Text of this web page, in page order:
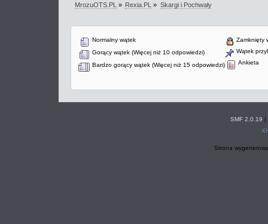
MrozuOTS.PL » Rexia.PL » Skargi i Pochwały
Normalny wątek
Gorący wątek (Więcej niż 10 odpowiedzi)
Bardzo gorący wątek (Więcej niż 15 odpowiedzi)
Zamknięty
Wątek
Ankieta
SMF 2.0.19 |
Strona